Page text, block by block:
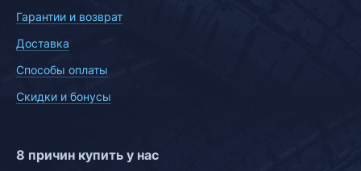
Гарантии и возврат
Доставка
Способы оплаты
Скидки и бонусы
8 причин купить у нас